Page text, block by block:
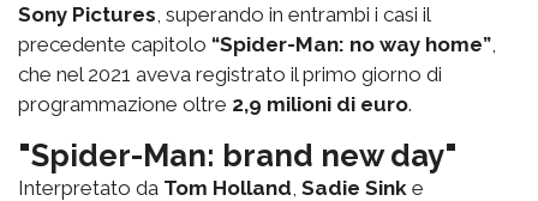
Sony Pictures , superando in entrambi i casi il
precedente capitolo “Spider-Man: no way home”
che nel 2021 aveva registrato il primo giorno di
programmazione oltre 2,9 milioni di euro.
"Spider-Man: brand new day"
Interpretato da Tom Holland Sadie Sink e